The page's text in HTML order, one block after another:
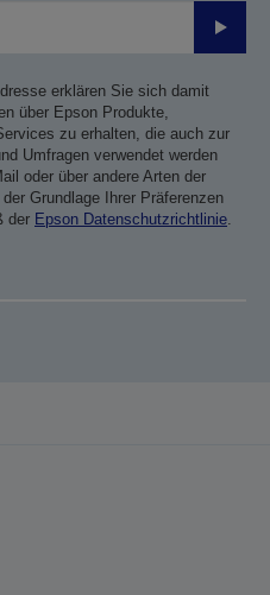
erklären Sie sich damit
über Epson Produkte,
zu erhalten, die auch zur
Umfragen verwendet werden
oder über andere Arten der
Grundlage Ihrer Präferenzen
der Epson Datenschutzrichtlinie